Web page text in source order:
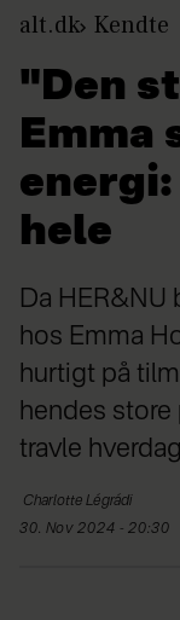
alt.dk Kendte
"Den
Emma
hele
Da
hos Emma
hurtigt på
hendes store
travle
Charlotte Légrádi
30. Nov 2024 - 20:30